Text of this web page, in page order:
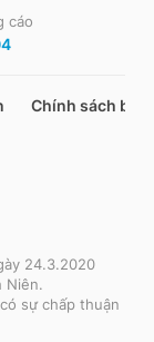
cáo
Chính sách bảo
24.3.2020
Niên.
sự chấp thuận